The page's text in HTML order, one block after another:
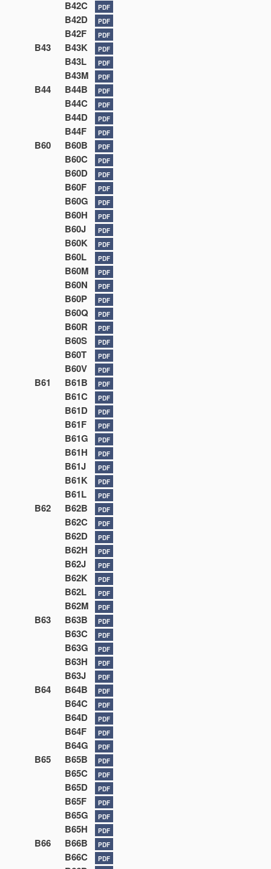
B42C PDF
B42D PDF
B42F PDF
B43 B43K PDF
B43L PDF
B43M PDF
B44 B44B PDF
B44C PDF
B44D PDF
B44F PDF
B60 B60B PDF
B60C PDF
B60D PDF
B60F PDF
B60G PDF
B60H PDF
B60J PDF
B60K PDF
B60L PDF
B60M PDF
B60N PDF
B60P PDF
B60Q PDF
B60R PDF
B60S PDF
B60T PDF
B60V PDF
B61 B61B PDF
B61C PDF
B61D PDF
B61F PDF
B61G PDF
B61H PDF
B61J PDF
B61K PDF
B61L PDF
B62 B62B PDF
B62C PDF
B62D PDF
B62H PDF
B62J PDF
B62K PDF
B62L PDF
B62M PDF
B63 B63B PDF
B63C PDF
B63G PDF
B63H PDF
B63J PDF
B64 B64B PDF
B64C PDF
B64D PDF
B64F PDF
B64G PDF
B65 B65B PDF
B65C PDF
B65D PDF
B65F PDF
B65G PDF
B65H PDF
B66 B66B PDF
B66C PDF